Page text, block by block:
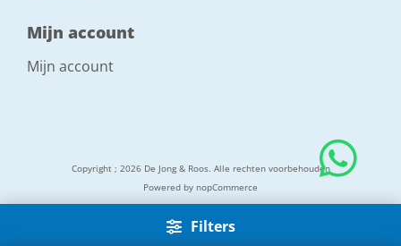
Filters
Mijn account
Mijn account
Copyright ; 2026 De Jong & Roos. Alle rechten voorbehouden
Powered by nopCommerce